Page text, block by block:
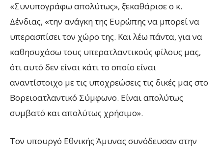
«Συνυπογράφω απολύτως», ξεκαθάρισε ο κ.
Δένδιας, «την ανάγκη της Ευρώπης να μπορεί να
υπερασπίσει τον χώρο της. Και λέω πάντα, για να
καθησυχάσω τους υπερατλαντικούς φίλους μας,
ότι αυτό δεν είναι κάτι το οποίο είναι
αναντίστοιχο με τις υποχρεώσεις τις δικές μας στο
Βορειοατλαντικό Σύμφωνο. Είναι απολύτως
συμβατό και απολύτως χρήσιμο».
Τον υπουργό Εθνικής Άμυνας συνόδευσαν στην